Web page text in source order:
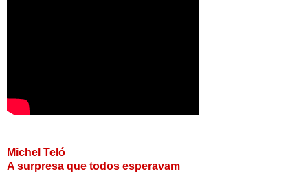
Michel Teló
A surpresa que todos esperavam